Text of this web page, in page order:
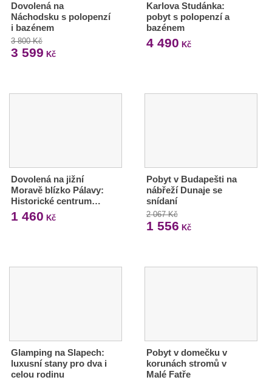
Dovolená na
Náchodsku s polopenzí
i bazénem
3 800 Kč
3 599 Kč
Karlova Studánka:
pobyt s polopenzí a
bazénem
4 490 Kč
Dovolená na jižní
Moravě blízko Pálavy:
Historické centrum…
1 460 Kč
Pobyt v Budapešti na
nábřeží Dunaje se
snídaní
2 067 Kč
1 556 Kč
Glamping na Slapech:
luxusní stany pro dva i
celou rodinu
Pobyt v domečku v
korunách stromů v
Malé Fatře